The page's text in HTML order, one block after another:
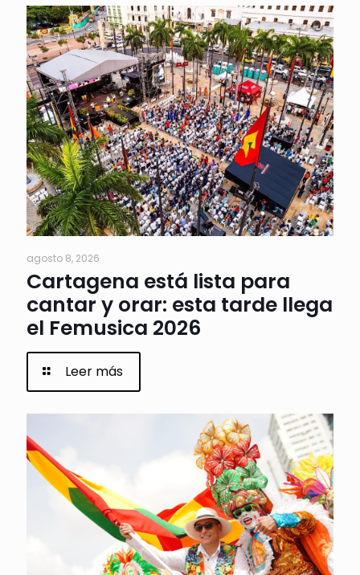
agosto 8, 2026
Cartagena está lista para
cantar y orar: esta tarde llega
el Femusica 2026
Leer más